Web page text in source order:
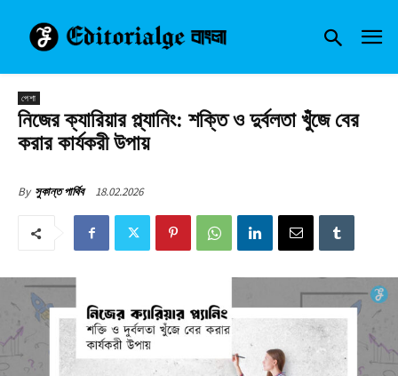
পেশা
নিজের ক্যারিয়ার প্ল্যানিং: শক্তি ও দুর্বলতা খুঁজে বের
করার কার্যকরী উপায়
By সুকান্ত পার্থিব 18.02.2026